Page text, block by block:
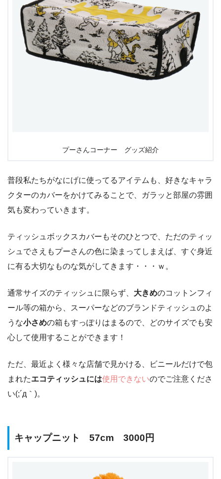
プーさんコーナー グッズ紹介
普段私たちがなにげに使ってるアイテムも、好きなキャラ
クターのカバーをかけてみることで、ガラッと部屋の雰囲
気も変わっていきます。
ティッシュボックスカバーもそのひとつで、ただのティッ
シュでさえもプーさんの色に染まってしまえば、すぐ身近
に有る大切なものな気がしてきます・・・ｗ。
通常サイズのティッシュに限らず、 大きめのコットンフィ
ール等の箱から、スーパーなどのブランドティッシュのよ
うな小さめの箱もすっぽりはまるので、どのサイズでも安
心して使用することができます！
ただ、最近よく様々な店舗で見かける、ビニールだけで包
まれたエコティッシュには使用できないのでご注意くださ
い(;´д｀)。
キャップニット 57cm 3000円